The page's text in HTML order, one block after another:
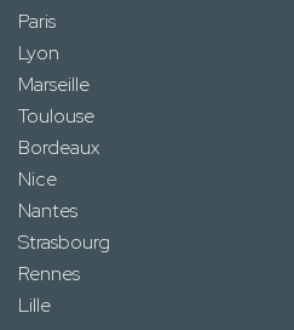
Paris
Lyon
Marseille
Toulouse
Bordeaux
Nice
Nantes
Strasbourg
Rennes
Lille